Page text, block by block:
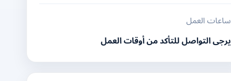
ساعات العمل
يرجى التواصل للتأكد من أوقات العمل